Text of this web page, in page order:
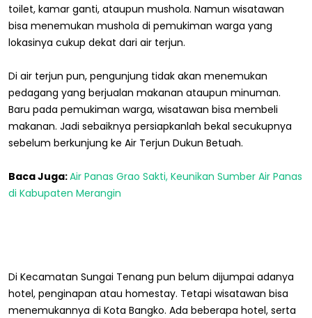
toilet, kamar ganti, ataupun mushola. Namun wisatawan
bisa menemukan mushola di pemukiman warga yang
lokasinya cukup dekat dari air terjun.
Di air terjun pun, pengunjung tidak akan menemukan
pedagang yang berjualan makanan ataupun minuman.
Baru pada pemukiman warga, wisatawan bisa membeli
makanan. Jadi sebaiknya persiapkanlah bekal secukupnya
sebelum berkunjung ke Air Terjun Dukun Betuah.
Baca Juga:Air Panas Grao Sakti, Keunikan Sumber Air Panas
di Kabupaten Merangin
Di Kecamatan Sungai Tenang pun belum dijumpai adanya
hotel, penginapan atau homestay. Tetapi wisatawan bisa
menemukannya di Kota Bangko. Ada beberapa hotel, serta